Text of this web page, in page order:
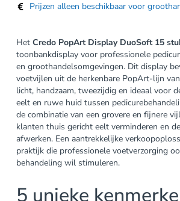
Prijzen alleen beschikbaar voor
Het Credo PopArt Display DuoSoft 15
toonbankdisplay voor professionele
en groothandelsomgevingen. Dit display
voetvijlen uit de herkenbare PopArt-lijn
licht, handzaam, tweezijdig en ideaal voor
eelt en ruwe huid tussen
de combinatie van een grovere en fijnere
klanten thuis gericht eelt verminderen en
afwerken. Een aantrekkelijke
praktijk die professionele voetverzorging
behandeling wil stimuleren.
5 unieke